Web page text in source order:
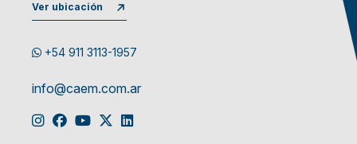
Ver ubicación
+54 911 3113-1957
info@caem.com.ar